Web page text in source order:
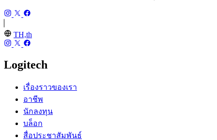
TH,th
Logitech
เรื่องราวของเรา
อาชีพ
นักลงทุน
บล็อก
สื่อประชาสัมพันธ์